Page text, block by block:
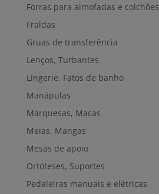
Forras para almofadas e colchões
Fraldas
Gruas de transferência
Lenços, Turbantes
Lingerie, Fatos de banho
Manápulas
Marquesas, Macas
Meias, Mangas
Mesas de apoio
Ortóteses, Suportes
Pedaleiras manuais e elétricas